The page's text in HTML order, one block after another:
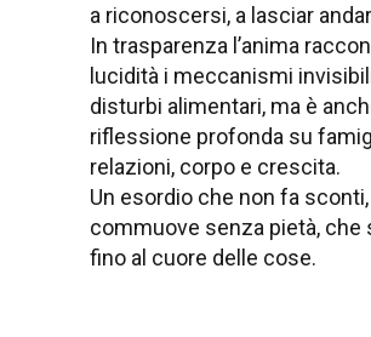
a riconoscersi, a lasciar
In trasparenza l’anima
lucidità i meccanismi
disturbi alimentari, ma è
riflessione profonda su
relazioni, corpo e crescita.
Un esordio che non fa
commuove senza pietà, che
fino al cuore delle cose.